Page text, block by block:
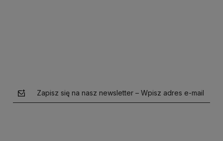
Zapisz się na nasz newsletter – Wpisz adres e-mail